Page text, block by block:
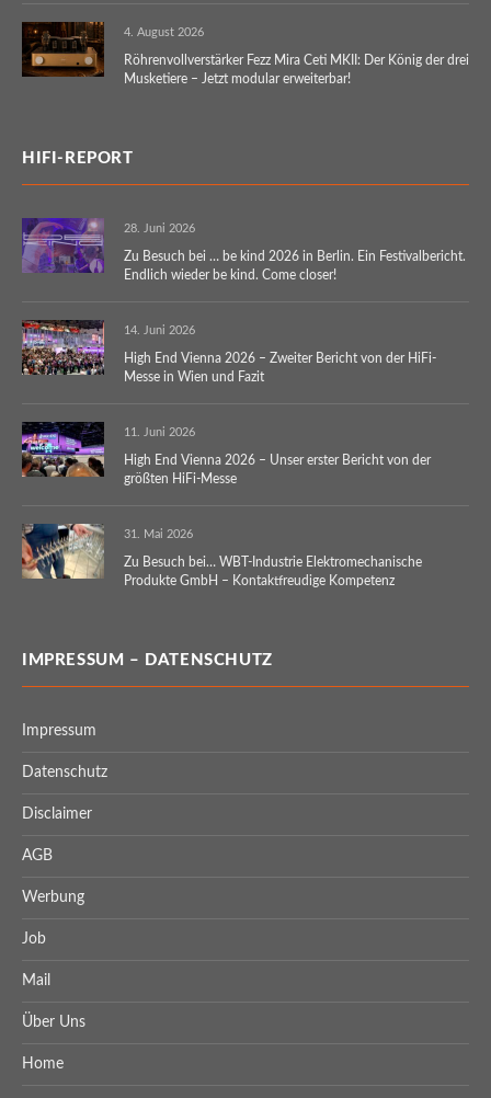
4. August 2026
Röhrenvollverstärker Fezz Mira Ceti MKII: Der König der drei
Musketiere – Jetzt modular erweiterbar!
HIFI-REPORT
28. Juni 2026
Zu Besuch bei … be kind 2026 in Berlin. Ein Festivalbericht.
Endlich wieder be kind. Come closer!
14. Juni 2026
High End Vienna 2026 – Zweiter Bericht von der HiFi-
Messe in Wien und Fazit
11. Juni 2026
High End Vienna 2026 – Unser erster Bericht von der
größten HiFi-Messe
31. Mai 2026
Zu Besuch bei… WBT-Industrie Elektromechanische
Produkte GmbH – Kontaktfreudige Kompetenz
IMPRESSUM – DATENSCHUTZ
Impressum
Datenschutz
Disclaimer
AGB
Werbung
Job
Mail
Über Uns
Home